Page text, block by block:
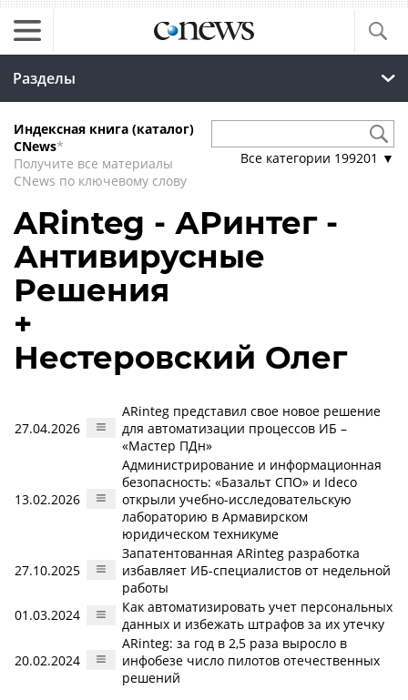
Разделы
Индексная книга (каталог)
CNews*
Получите все материалы
CNews по ключевому слову
Все категории 199201 ▼
ARinteg - АРинтег -
Антивирусные
Решения
+
Нестеровский Олег
27.04.2026
ARinteg представил свое новое решение
для автоматизации процессов ИБ –
«Мастер ПДн»
13.02.2026
Администрирование и информационная
безопасность: «Базальт СПО» и Ideco
открыли учебно-исследовательскую
лабораторию в Армавирском
юридическом техникуме
27.10.2025
Запатентованная ARinteg разработка
избавляет ИБ-специалистов от недельной
работы
01.03.2024
Как автоматизировать учет персональных
данных и избежать штрафов за их утечку
20.02.2024
ARinteg: за год в 2,5 раза выросло в
инфобезе число пилотов отечественных
решений